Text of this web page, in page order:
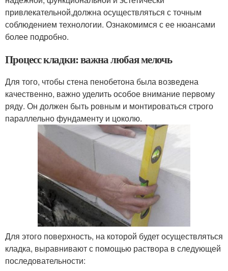
привлекательной,должна осуществляться с точным
соблюдением технологии. Ознакомимся с ее нюансами
более подробно.
Процесс кладки: важна любая мелочь
Для того, чтобы стена пенобетона была возведена
качественно, важно уделить особое внимание первому
ряду. Он должен быть ровным и монтироваться строго
параллельно фундаменту и цоколю.
Для этого поверхность, на которой будет осуществляться
кладка, выравнивают с помощью раствора в следующей
последовательности: